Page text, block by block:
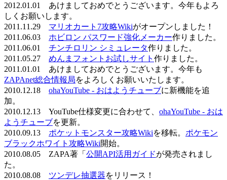
2012.01.01 あけましておめでとうございます。今年もよろ
しくお願いします。
2011.11.29 マリオカート7攻略Wikiがオープンしました！
2011.06.03 ホビロン パスワード強化メーカー作りました。
2011.06.01 チンチロリン シミュレータ作りました。
2011.05.27 めんまフォントお試しサイト 作りました。
2011.01.01 あけましておめでとうございます。今年も
ZAPAnet総合情報局をよろしくお願いいたします。
2010.12.18 ohaYouTube - おはようチューブに新機能を追
加。
2010.12.13 YouTube仕様変更に合わせて、 ohaYouTube - おは
ようチューブを更新。
2010.09.13 ポケットモンスター攻略Wikiを移転。 ポケモン
ブラックホワイト攻略Wiki開始。
2010.08.05 ZAPA著「 公開API活用ガイドが発売されまし
た。
2010.08.08 ツンデレ抽選器をリリース！